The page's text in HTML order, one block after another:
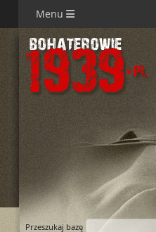
Menu
Przeszukaj bazę